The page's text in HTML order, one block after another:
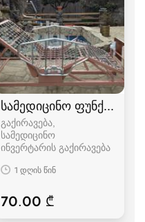
სამედიცინო
გაქირავება,
სამედიცინო
ინვერტარის გაქირავება
1 დღის წინ
70.00 ₾